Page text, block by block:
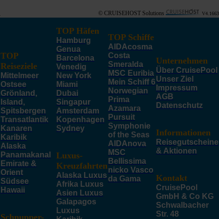
© CRUISEHOST Solutions V4.1663
TOP
Reiseziele
Mittelmeer
Ostsee
Grönland,
Island,
Spitsbergen
Transatlantik
Kanaren
Karibik
Alaska
Panamakanal
Emirate &
Orient
Südsee
Hawaii
TOP Häfen
Hamburg
Genua
Barcelona
Venedig
New York
Miami
Dubai
Singapur
Amsterdam
Kopenhagen
Sydney
Luxus-
Kreuzfahrten
Alaska Luxus
Afrika Luxus
Asien Luxus
Galapagos
Luxus
TOP Schiffe
AIDAcosma
Costa
Smeralda
MSC Euribia
Mein Schiff 6
Norwegian
Prima
Azamara
Pursuit
Symphonie
of the Seas
AIDAnova
MSC
Bellissima
nicko Vasco
da Gama
Unternehmen
Über CruisePool
Unser Ziel
Impressum
AGB
Datenschutz
Informationen
Reisegutscheine
& Aktionen
Kontakt
CruisePool
GmbH & Co KG
Schwalbacher
Str. 48